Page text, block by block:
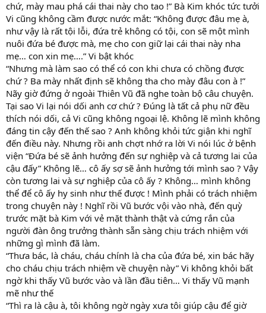
chứ, mày mau phá cái thai này cho tao !” Bà Kim khóc tức tưởi
Vi cũng không cầm được nước mắt: “Không được đâu mẹ à,
như vậy là rất tội lỗi, đứa trẻ không có tội, con sẽ một mình
nuôi đứa bé được mà, mẹ cho con giữ lại cái thai này nha
mẹ… con xin mẹ….” Vi bật khóc
“Nhưng mà làm sao có thể có con khi chưa có chồng được
chứ ? Ba mày nhất định sẽ không tha cho mày đâu con à !”
Nãy giờ đứng ở ngoài Thiên Vũ đã nghe toàn bộ câu chuyện.
Tại sao Vi lại nói dối anh cơ chứ ? Đúng là tất cả phụ nữ đều
thích nói dối, cả Vi cũng không ngoại lệ. Không lẽ mình không
đáng tin cậy đến thế sao ? Anh không khỏi tức giận khi nghĩ
đến điều này. Nhưng rồi anh chợt nhớ ra lời Vi nói lúc ở bệnh
viện “Đứa bé sẽ ảnh hưởng đến sự nghiệp và cả tương lai của
cậu đấy” Không lẽ… cô ấy sợ sẽ ảnh hưởng tới mình sao ? Vậy
còn tương lai và sự nghiệp của cô ấy ? Không… mình không
thể để cô ấy hy sinh như thế được ! Mình phải có trách nhiệm
trong chuyện này ! Nghĩ rồi Vũ bước vội vào nhà, đến quỳ
trước mặt bà Kim với vẻ mặt thành thật và cứng rắn của
người đàn ông trưởng thành sẵn sàng chịu trách nhiệm với
những gì mình đã làm.
“Thưa bác, là cháu, cháu chính là cha của đứa bé, xin bác hãy
cho cháu chịu trách nhiệm về chuyện này” Vi không khỏi bất
ngờ khi thấy Vũ bước vào và lần đầu tiên… Vi thấy Vũ mạnh
mẽ như thế
“Thì ra là cậu à, tôi không ngờ ngày xưa tôi giúp cậu để giờ